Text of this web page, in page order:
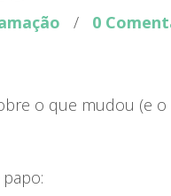
/
0
o que mudou (e